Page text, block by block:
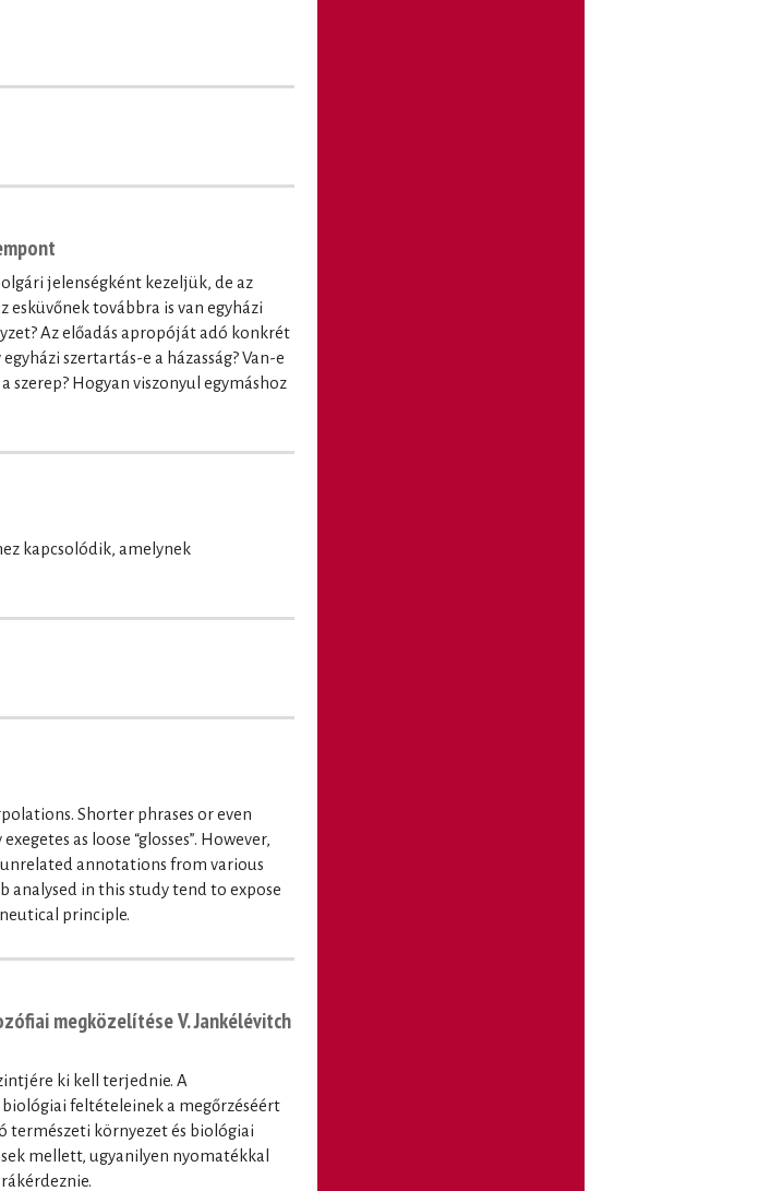
jelenségként kezeljük, de az
továbbra is van egyházi
Az előadás apropóját adó konkrét
szertartás-e a házasság? Van-e
szerep? Hogyan viszonyul egymáshoz
kapcsolódik, amelynek
Shorter phrases or even
as loose “glosses”. However,
annotations from various
analysed in this study tend to expose
principle.
megközelítése V. Jankélévitch
ki kell terjednie. A
feltételeinek a megőrzéséért
természeti környezet és biológiai
mellett, ugyanilyen nyomatékkal